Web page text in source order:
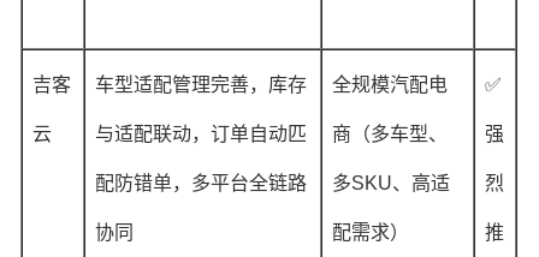
吉客
云
车型适配管理完善，库存
与适配联动，订单自动匹
配防错单，多平台全链路
协同
全规模汽配电
商（多车型、
多SKU、高适
配需求）
✅
强
烈
推